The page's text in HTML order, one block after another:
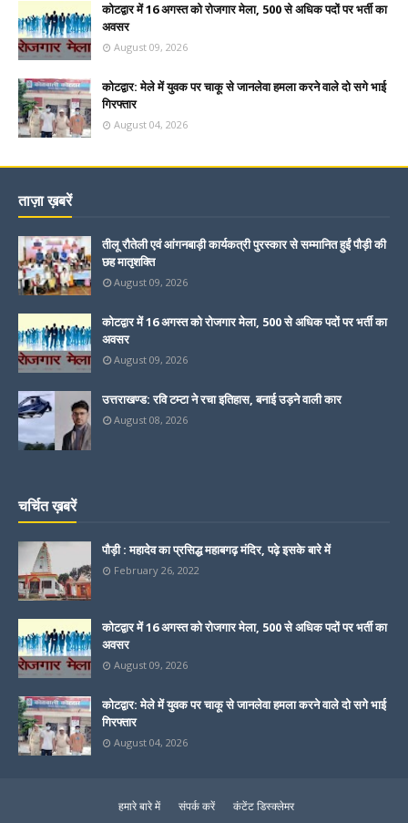
कोटद्वार में 16 अगस्त को रोजगार मेला, 500 से अधिक पदों पर भर्ती का
अवसर
August 09, 2026
कोटद्वार: मेले में युवक पर चाकू से जानलेवा हमला करने वाले दो सगे भाई
गिरफ्तार
August 04, 2026
ताज़ा ख़बरें
तीलू रौतेली एवं आंगनबाड़ी कार्यकत्री पुरस्कार से सम्मानित हुईं पौड़ी की
छह मातृशक्ति
August 09, 2026
कोटद्वार में 16 अगस्त को रोजगार मेला, 500 से अधिक पदों पर भर्ती का
अवसर
August 09, 2026
उत्तराखण्ड: रवि टम्टा ने रचा इतिहास, बनाई उड़ने वाली कार
August 08, 2026
चर्चित ख़बरें
पौड़ी : महादेव का प्रसिद्ध महाबगढ़ मंदिर, पढ़े इसके बारे में
February 26, 2022
कोटद्वार में 16 अगस्त को रोजगार मेला, 500 से अधिक पदों पर भर्ती का
अवसर
August 09, 2026
कोटद्वार: मेले में युवक पर चाकू से जानलेवा हमला करने वाले दो सगे भाई
गिरफ्तार
August 04, 2026
हमारे बारे में संपर्क करें कंटेंट डिस्क्लेमर